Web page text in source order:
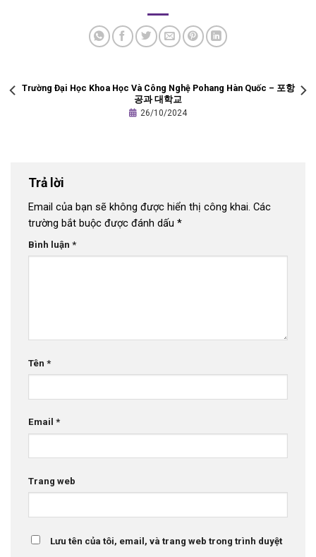
Trường Đại Học Khoa Học Và Công Nghệ Pohang Hàn Quốc – 포항
공과 대학교
26/10/2024
Trả lời
Email của bạn sẽ không được hiển thị công khai. Các
trường bắt buộc được đánh dấu *
Bình luận *
Tên *
Email *
Trang web
Lưu tên của tôi, email, và trang web trong trình duyệt